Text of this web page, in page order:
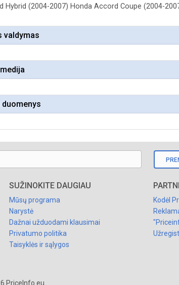
Hybrid (2004-2007) Honda Accord Coupe (2004-
valdymas
duomenys
SUŽINOKITE DAUGIAU
Mūsų programa
Narystė
Dažnai užduodami klausimai
Privatumo politika
Taisyklės ir sąlygos
Kodėl
PriceInfo.eu